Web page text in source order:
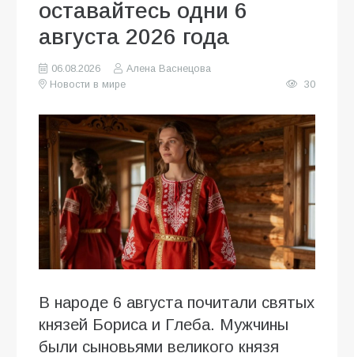
оставайтесь одни 6
августа 2026 года
06.08.2026
Алена Васнецова
Новости в мире
30
В народе 6 августа почитали святых
князей Бориса и Глеба. Мужчины
были сыновьями великого князя